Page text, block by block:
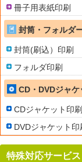
冊子用表紙印刷
封筒・フォルダ
封筒(刷込）印刷
フォルダ印刷
CD・DVDジャケ
CDジャケット印刷
DVDジャケット印
特殊対応サービス